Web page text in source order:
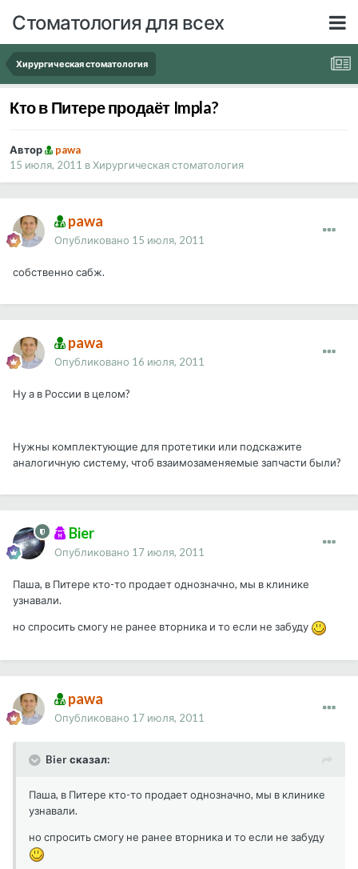
Стоматология для всех
Хирургическая стоматология
Кто в Питере продаёт Impla?
Автор
pawa
15 июля, 2011 вХирургическая стоматология
pawa
Опубликовано 15 июля, 2011
собственно сабж.
pawa
Опубликовано 16 июля, 2011
Ну а в России в целом?
Нужны комплектующие для протетики или подскажите
аналогичную систему, чтоб взаимозаменяемые запчасти были?
Bier
Опубликовано 17 июля, 2011
Паша, в Питере кто-то продает однозначно, мы в клинике
узнавали.
но спросить смогу не ранее вторника и то если не забуду
pawa
Опубликовано 17 июля, 2011
Bier сказал:
Паша, в Питере кто-то продает однозначно, мы в клинике
узнавали.
но спросить смогу не ранее вторника и то если не забуду